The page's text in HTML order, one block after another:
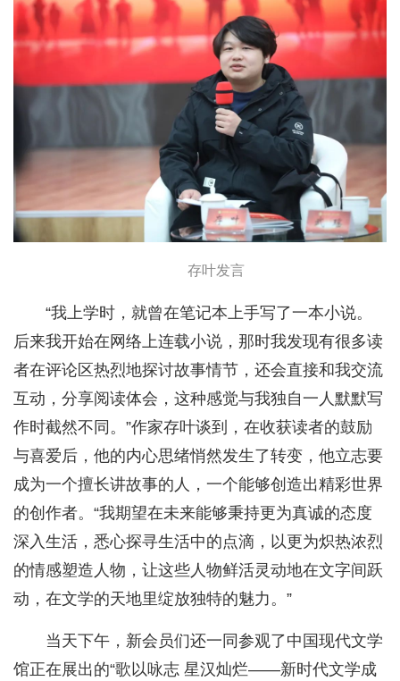
存叶发言
“我上学时，就曾在笔记本上手写了一本小说。
后来我开始在网络上连载小说，那时我发现有很多读
者在评论区热烈地探讨故事情节，还会直接和我交流
互动，分享阅读体会，这种感觉与我独自一人默默写
作时截然不同。”作家存叶谈到，在收获读者的鼓励
与喜爱后，他的内心思绪悄然发生了转变，他立志要
成为一个擅长讲故事的人，一个能够创造出精彩世界
的创作者。“我期望在未来能够秉持更为真诚的态度
深入生活，悉心探寻生活中的点滴，以更为炽热浓烈
的情感塑造人物，让这些人物鲜活灵动地在文字间跃
动，在文学的天地里绽放独特的魅力。”
当天下午，新会员们还一同参观了中国现代文学
馆正在展出的“歌以咏志 星汉灿烂——新时代文学成